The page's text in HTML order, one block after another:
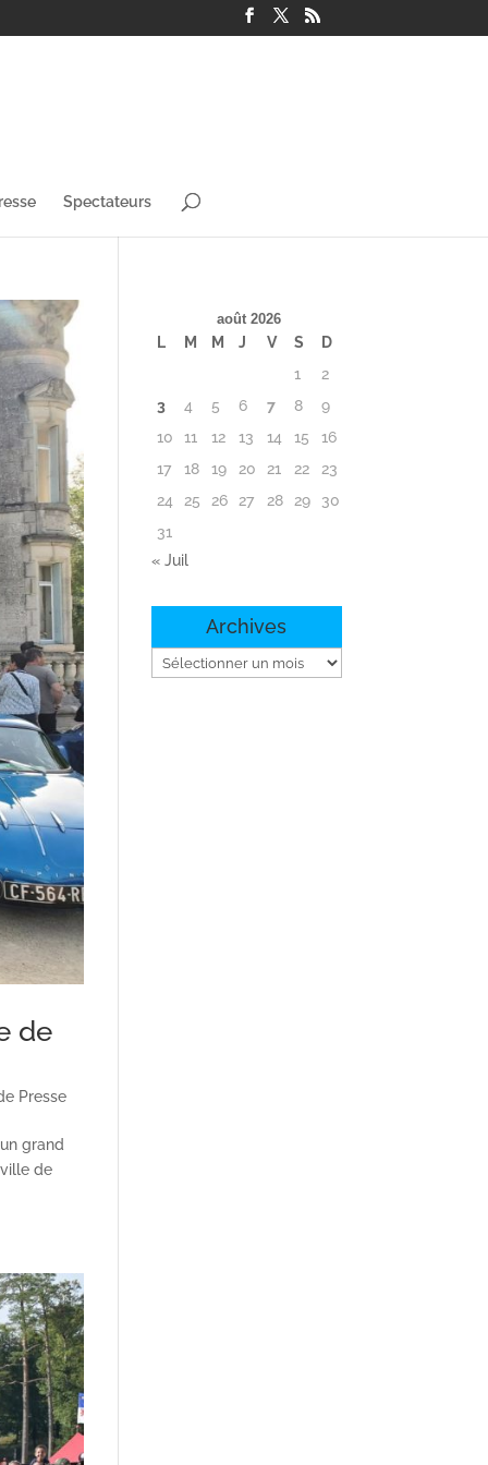
Spectateurs
de
Presse
grand
de
août 2026
L M M J V S
D
1
2
3
4 5 6 7 8
9
10
11 12 13 14 15
16
17
18 19 20 21 22
23
24
25 26 27 28 29
30
31
« Juil
Archives
Archives